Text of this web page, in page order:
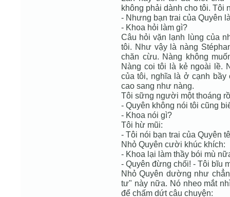
không phải dành cho tôi. Tôi
- Nhưng bạn trai của Quyên
- Khoa hỏi làm gì?
Câu hỏi vặn lạnh lùng của
tôi. Như vậy là nàng
chăn cừu. Nàng không
Nàng coi tôi là kẻ ngoài lề.
của tôi, nghĩa là ở cạnh
cao sang như nàng.
Tôi sững người một thoáng
- Quyên không nói tôi cũng
- Khoa nói gì?
Tôi hừ mũi:
- Tôi nói bạn trai của Quyên
Nhỏ Quyên cười khúc khích:
- Khoa lại làm thầy bói mù
- Quyên đừng chối! - Tôi bĩu
Nhỏ Quyên dường như
tư" này nữa. Nó nheo mắt
để chấm dứt câu chuyện: